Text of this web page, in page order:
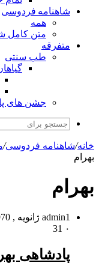
شاهنامه فردوسی
همه
متن کامل
متفرقه
طب سنتی
جشن های
خانه/شاهنامه فردوسی/
بهرام
بهرام
admin1 ژانویه , 1970
۰
پادشاهى